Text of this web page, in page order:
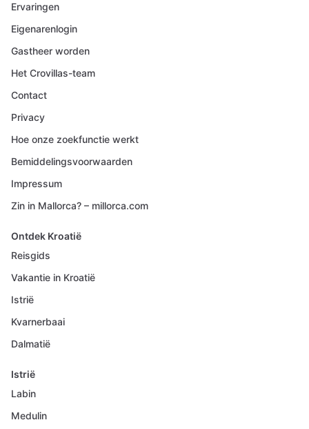
Ervaringen
Eigenarenlogin
Gastheer worden
Het Crovillas-team
Contact
Privacy
Hoe onze zoekfunctie werkt
Bemiddelingsvoorwaarden
Impressum
Zin in Mallorca? – millorca.com
Ontdek Kroatië
Reisgids
Vakantie in Kroatië
Istrië
Kvarnerbaai
Dalmatië
Istrië
Labin
Medulin